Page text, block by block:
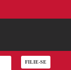
FILIE-SE